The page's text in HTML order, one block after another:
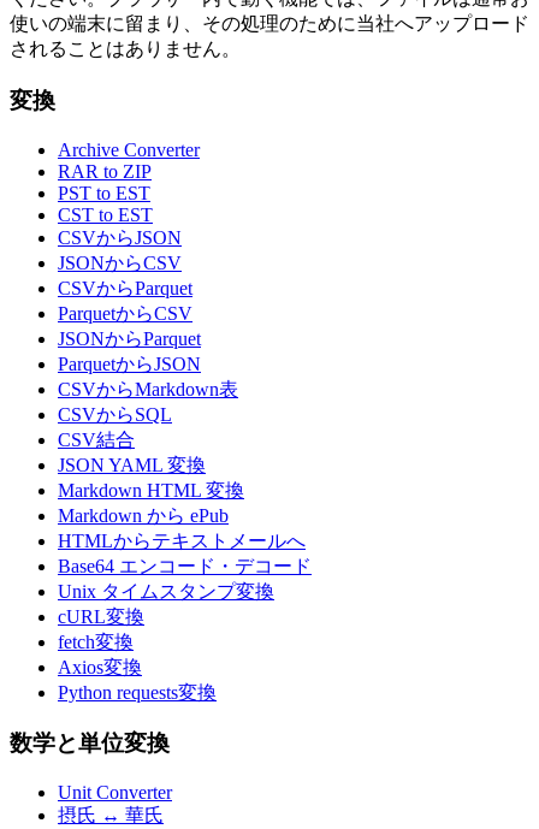
使いの端末に留まり、その処理のために当社へアップロード
されることはありません。
変換
Archive Converter
RAR to ZIP
PST to EST
CST to EST
CSVからJSON
JSONからCSV
CSVからParquet
ParquetからCSV
JSONからParquet
ParquetからJSON
CSVからMarkdown表
CSVからSQL
CSV結合
JSON YAML 変換
Markdown HTML 変換
Markdown から ePub
HTMLからテキストメールへ
Base64 エンコード・デコード
Unix タイムスタンプ変換
cURL変換
fetch変換
Axios変換
Python requests変換
数学と単位変換
Unit Converter
摂氏 ↔ 華氏